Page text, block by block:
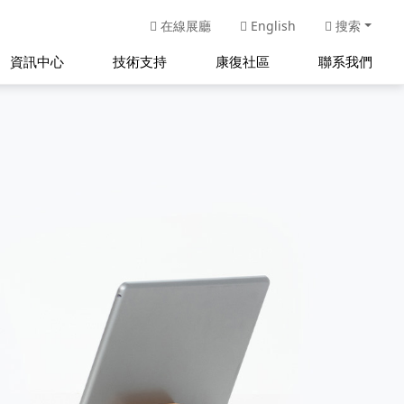
在線展廳 English 搜索
資訊中心 技術支持 康復社區 聯系我們